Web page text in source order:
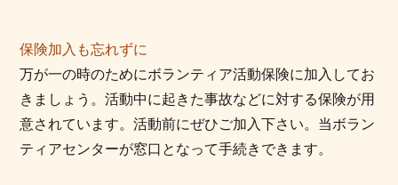
保険加入も忘れずに
万が一の時のためにボランティア活動保険に加入してお
きましょう。活動中に起きた事故などに対する保険が用
意されています。活動前にぜひご加入下さい。当ボラン
ティアセンターが窓口となって手続きできます。